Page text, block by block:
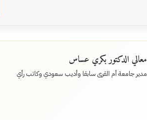
معالي الدكتور بكري عساس
مدير جامعة أم القرى سابقا وأديب سعودي وكاتب رأي